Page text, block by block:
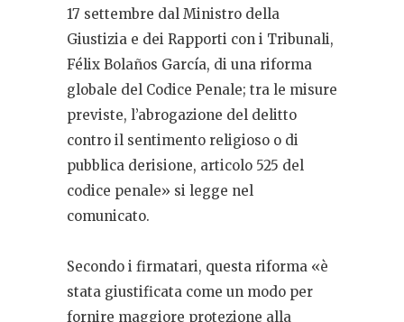
17 settembre dal Ministro della
Giustizia e dei Rapporti con i Tribunali,
Félix Bolaños García, di una riforma
globale del Codice Penale; tra le misure
previste, l’abrogazione del delitto
contro il sentimento religioso o di
pubblica derisione, articolo 525 del
codice penale» si legge nel
comunicato.
Secondo i firmatari, questa riforma «è
stata giustificata come un modo per
fornire maggiore protezione alla